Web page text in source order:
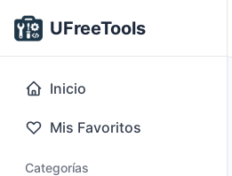
UFreeTools
Inicio
Mis Favoritos
Categorías